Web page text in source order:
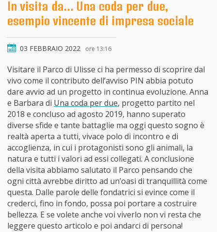
In visita da… Una coda per due,
esempio vincente di impresa sociale
03 FEBBRAIO 2022 ore 13:16
Visitare il Parco di Ulisse ci ha permesso di scoprire dal
vivo come il contributo dell’avviso PIN abbia potuto
dare avvio ad un progetto in continua evoluzione. Anna
e Barbara di Una coda per due, progetto partito nel
2018 e concluso ad agosto 2019, hanno superato
diverse sfide e tante battaglie ma oggi questo sogno è
realtà aperta a tutti, vivace polo di incontro e di
accoglienza, in cui i protagonisti sono gli animali, la
natura e tutti i valori ad essi collegati. A conclusione
della visita abbiamo salutato il Parco pensando che
ogni città avrebbe diritto ad un’oasi di tranquillità come
questa. Dalle parole delle fondatrici si evince come il
crederci, fino in fondo, possa poi portare a costruire
bellezza. E se volete anche voi viverlo non vi resta che
leggere questo articolo e poi andarci di persona!